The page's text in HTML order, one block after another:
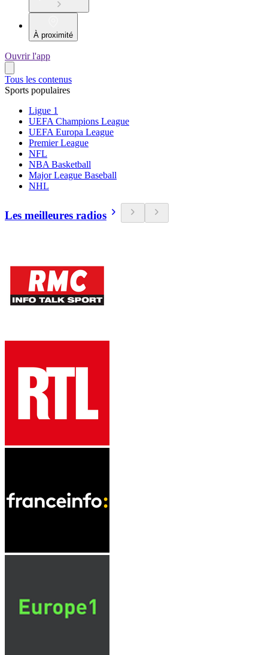
À proximité
Ouvrir l'app
Tous les contenus
Sports populaires
Ligue 1
UEFA Champions League
UEFA Europa League
Premier League
NFL
NBA Basketball
Major League Baseball
NHL
Les meilleures radios